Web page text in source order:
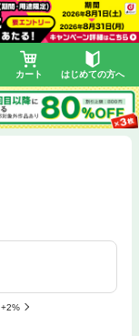
カート はじめての方へ